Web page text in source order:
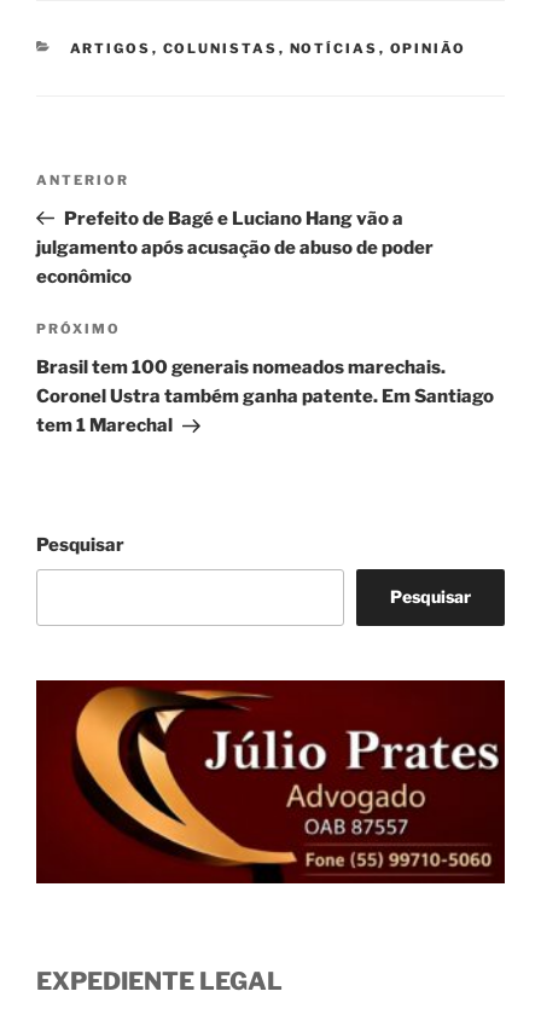
CATEGORIAS
ARTIGOS , COLUNISTAS , NOTÍCIAS , OPINIÃO
Post
Post
anterior
ANTERIOR
Prefeito de Bagé e Luciano Hang vão a
julgamento após acusação de abuso de poder
econômico
Próximo
post
PRÓXIMO
Brasil tem 100 generais nomeados marechais.
Coronel Ustra também ganha patente. Em Santiago
tem 1 Marechal
Pesquisar
Pesquisar
EXPEDIENTE LEGAL